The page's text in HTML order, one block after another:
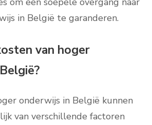
in België te garanderen.
van hoger
onderwijs in België kunnen
van verschillende factoren